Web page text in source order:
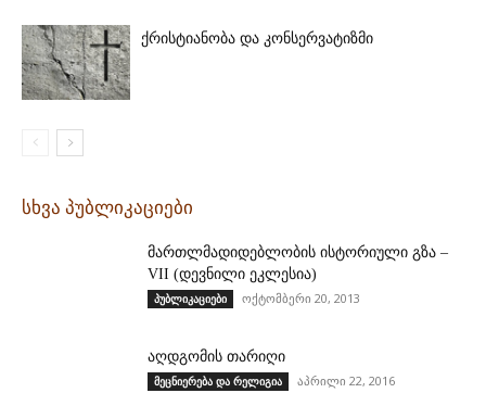
ქრისტიანობა და კონსერვატიზმი
სხვა პუბლიკაციები
მართლმადიდებლობის ისტორიული გზა –
VII (დევნილი ეკლესია)
პუბლიკაციები ოქტომბერი 20, 2013
აღდგომის თარიღი
მეცნიერება და რელიგია აპრილი 22, 2016